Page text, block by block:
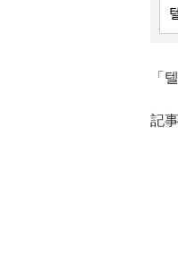
「
記